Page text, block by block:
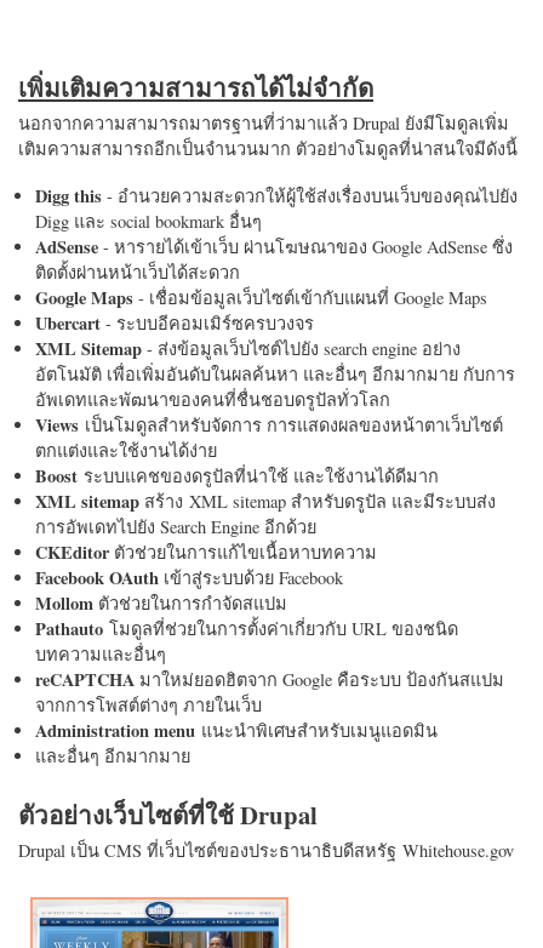
เพิ่มเติมความสามารถได้ไม่จำกัด
นอกจากความสามารถมาตรฐานที่ว่ามาแล้ว Drupal ยังมีโมดูลเพิ่ม
เติมความสามารถอีกเป็นจำนวนมาก ตัวอย่างโมดูลที่น่าสนใจมีดังนี้
Digg this - อำนวยความสะดวกให้ผู้ใช้ส่งเรื่องบนเว็บของคุณไปยัง
Digg และ social bookmark อื่นๆ
AdSense - หารายได้เข้าเว็บ ผ่านโฆษณาของ Google AdSense ซึ่ง
ติดตั้งผ่านหน้าเว็บได้สะดวก
Google Maps - เชื่อมข้อมูลเว็บไซต์เข้ากับแผนที่ Google Maps
Ubercart - ระบบอีคอมเมิร์ซครบวงจร
XML Sitemap - ส่งข้อมูลเว็บไซต์ไปยัง search engine อย่าง
อัตโนมัติ เพื่อเพิ่มอันดับในผลค้นหา และอื่นๆ อีกมากมาย กับการ
อัพเดทและพัฒนาของคนที่ชื่นชอบดรูปัลทั่วโลก
Views เป็นโมดูลสำหรับจัดการ การแสดงผลของหน้าตาเว็บไซต์
ตกแต่งและใช้งานได้ง่าย
Boost ระบบแคชของดรูปัลที่น่าใช้ และใช้งานได้ดีมาก
XML sitemap สร้าง XML sitemap สำหรับดรูปัล และมีระบบส่ง
การอัพเดทไปยัง Search Engine อีกด้วย
CKEditorตัวช่วยในการแก้ไขเนื้อหาบทความ
Facebook OAuth เข้าสู่ระบบด้วย Facebook
Mollom ตัวช่วยในการกำจัดสแปม
Pathauto โมดูลที่ช่วยในการตั้งค่าเกี่ยวกับ URL ของชนิด
บทความและอื่นๆ
reCAPTCHA มาใหม่ยอดฮิตจาก Google คือระบบ ป้องกันสแปม
จากการโพสต์ต่างๆ ภายในเว็บ
Administration menu แนะนำพิเศษสำหรับเมนูแอดมิน
และอื่นๆ อีกมากมาย
ตัวอย่างเว็บไซต์ที่ใช้ Drupal
Drupal เป็น CMS ที่เว็บไซต์ของประธานาธิบดีสหรัฐ Whitehouse.gov